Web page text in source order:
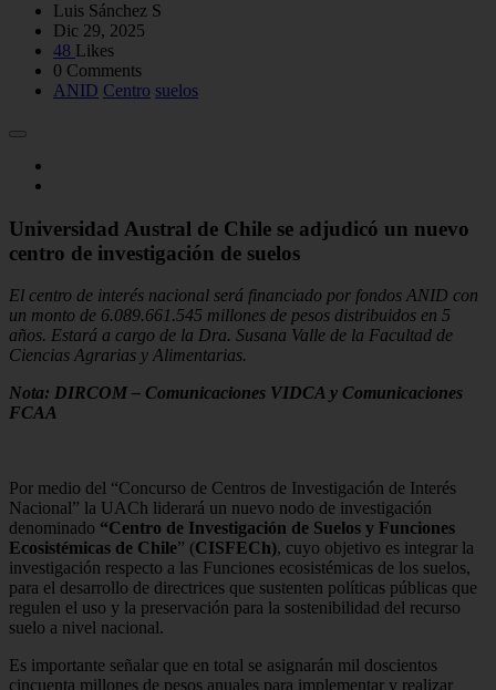
Luis Sánchez S
Dic 29, 2025
48 Likes
0 Comments
ANID Centro suelos
Universidad Austral de Chile se adjudicó un nuevo
centro de investigación de suelos
El centro de interés nacional será financiado por fondos ANID con
un monto de 6.089.661.545 millones de pesos distribuidos en 5
años. Estará a cargo de la Dra. Susana Valle de la Facultad de
Ciencias Agrarias y Alimentarias.
Nota: DIRCOM – Comunicaciones VIDCA y Comunicaciones
FCAA
Por medio del “Concurso de Centros de Investigación de Interés
Nacional” la UACh liderará un nuevo nodo de investigación
denominado “Centro de Investigación de Suelos y Funciones
Ecosistémicas de Chile” (CISFECh), cuyo objetivo es integrar la
investigación respecto a las Funciones ecosistémicas de los suelos,
para el desarrollo de directrices que sustenten políticas públicas que
regulen el uso y la preservación para la sostenibilidad del recurso
suelo a nivel nacional.
Es importante señalar que en total se asignarán mil doscientos
cincuenta millones de pesos anuales para implementar y realizar